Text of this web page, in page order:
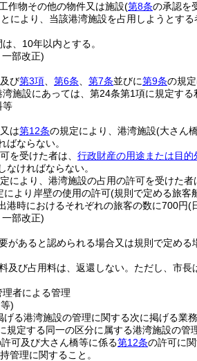
作物その他の物件又は施設(第8条の承認を
により、当該港湾施設を占用しようとす
、10年以内とする。
部改正)
及び第3項 第6条 第7条並びに第9条の規定
施設にあっては、第24条第1項に規定する
等
又は第12条の規定により、港湾施設(大さん
ばならない。
を受けた者は、 行政財産の用途または目
なければならない。
により、港湾施設の占用の許可を受けた者
により岸壁の使用の許可(規則で定める旅客
港時におけるそれぞれの旅客の数に700円(
部改正)
があると認められる場合又は規則で定め
及び占用料は、返還しない。 ただし、市長
理者による管理
)
げる港湾施設の管理に関する次に掲げる業
規定する同一の区分に属する港湾施設の管
可及び大さん橋等に係る第12条の許可に関
管理に関すること。